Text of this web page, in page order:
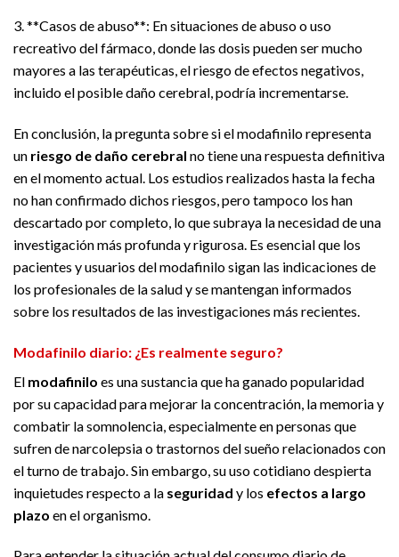
3. **Casos de abuso**: En situaciones de abuso o uso
recreativo del fármaco, donde las dosis pueden ser mucho
mayores a las terapéuticas, el riesgo de efectos negativos,
incluido el posible daño cerebral, podría incrementarse.
En conclusión, la pregunta sobre si el modafinilo representa
un riesgo de daño cerebral no tiene una respuesta definitiva
en el momento actual. Los estudios realizados hasta la fecha
no han confirmado dichos riesgos, pero tampoco los han
descartado por completo, lo que subraya la necesidad de una
investigación más profunda y rigurosa. Es esencial que los
pacientes y usuarios del modafinilo sigan las indicaciones de
los profesionales de la salud y se mantengan informados
sobre los resultados de las investigaciones más recientes.
Modafinilo diario: ¿Es realmente seguro?
El modafinilo es una sustancia que ha ganado popularidad
por su capacidad para mejorar la concentración, la memoria y
combatir la somnolencia, especialmente en personas que
sufren de narcolepsia o trastornos del sueño relacionados con
el turno de trabajo. Sin embargo, su uso cotidiano despierta
inquietudes respecto a la seguridad y los efectos a largo
plazo en el organismo.